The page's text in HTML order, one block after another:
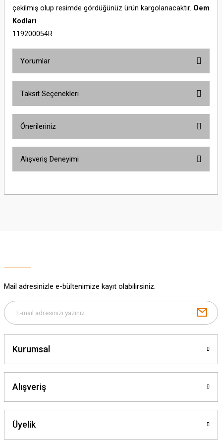
çekilmiş olup resimde gördüğünüz ürün kargolanacaktır. Oem
Kodları
119200054R
Yorumlar
Taksit Seçenekleri
Önerileriniz
yetersiz gördüğünüz noktaları öneri formunu kullanarak tarafımıza
Gönder
Alışveriş Deneyimi
Mail adresinizle e-bültenimize kayıt olabilirsiniz.
Kurumsal
Alışveriş
Üyelik